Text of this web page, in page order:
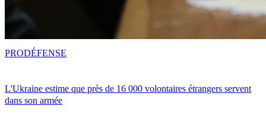
L'Ukraine estime que près de 16 000 volontaires étrangers servent
dans son armée
PRODÉFENSE